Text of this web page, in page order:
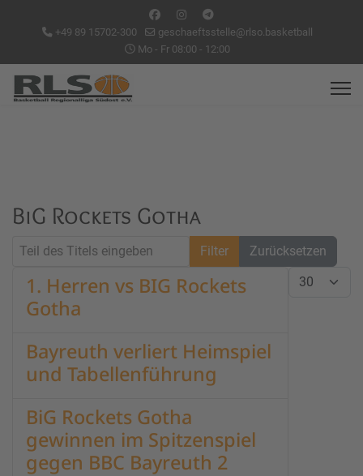
+49 89 15702-300
geschaeftsstelle@rlso.basketball
Mo - Fr 08:00 - 12:00
BiG Rockets Gotha
Teil des Titels eingeben
Filter Zurücksetzen
Anzeige #
1. Herren vs BIG Rockets
Gotha
Bayreuth verliert Heimspiel
und Tabellenführung
BiG Rockets Gotha
gewinnen im Spitzenspiel
gegen BBC Bayreuth 2